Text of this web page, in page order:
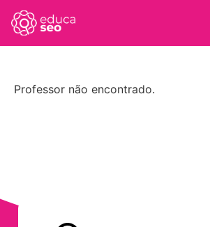
Professor não encontrado.